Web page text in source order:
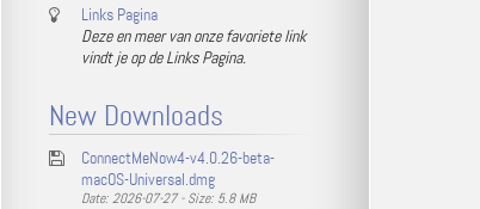
Links Pagina
Deze en meer van onze favoriete link
vindt je op de Links Pagina.
New Downloads
ConnectMeNow4-v4.0.26-beta-
macOS-Universal.dmg
Date: 2026-07-27 - Size: 5.8 MB